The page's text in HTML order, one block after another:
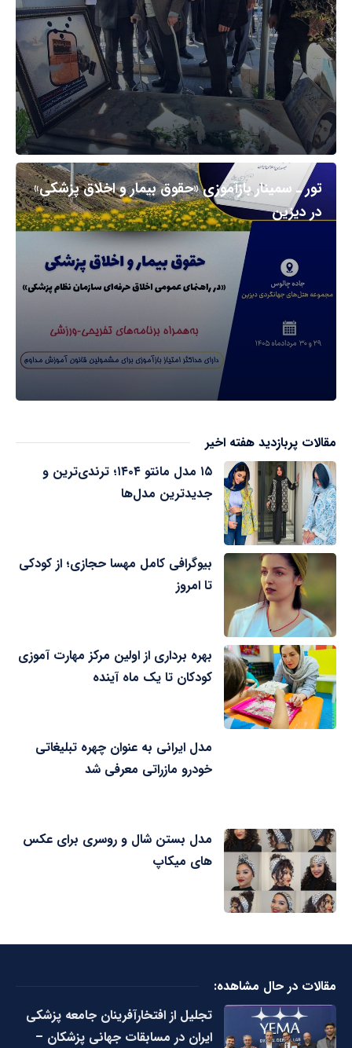
تور ـ سمینار بازآموزی «حقوق بیمار و اخلاق پزشکی»
در دیزین
مقالات پربازدید هفته اخیر
۱۵ مدل مانتو ۱۴۰۴؛ ترندی‌ترین و
جدیدترین مدل‌ها
بیوگرافی کامل مهسا حجازی؛ از کودکی
تا امروز
بهره برداری از اولین مرکز مهارت آموزی
کودکان تا یک ماه آینده
مدل ایرانی به عنوان چهره تبلیغاتی
خودرو مازراتی معرفی شد
مدل بستن شال و روسری برای عکس
های میکاپ
مقالات در حال مشاهده:
تجلیل از افتخارآفرینان جامعه پزشکی
ایران در مسابقات جهانی پزشکان –